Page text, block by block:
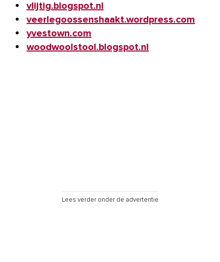
vlijtig.blogspot.nl
veerlegoossenshaakt.wordpress.com
yvestown.com
woodwoolstool.blogspot.nl
Lees verder onder de advertentie